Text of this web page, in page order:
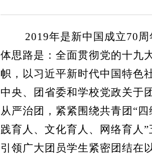
2019年是新中国成立70周
体思路是：全面贯彻党的十九
帜，以习近平新时代中国特色
中央、团省委和学校党政关于
从严治团，紧紧围绕共青团“
践育人、文化育人、网络育人
引领广大团员学生紧密团结在